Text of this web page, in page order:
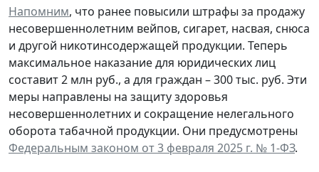
Напомним, что ранее повысили штрафы за продажу
несовершеннолетним вейпов, сигарет, насвая, снюса
и другой никотинсодержащей продукции. Теперь
максимальное наказание для юридических лиц
составит 2 млн руб., а для граждан – 300 тыс. руб. Эти
меры направлены на защиту здоровья
несовершеннолетних и сокращение нелегального
оборота табачной продукции. Они предусмотрены
Федеральным законом от 3 февраля 2025 г. № 1-ФЗ.